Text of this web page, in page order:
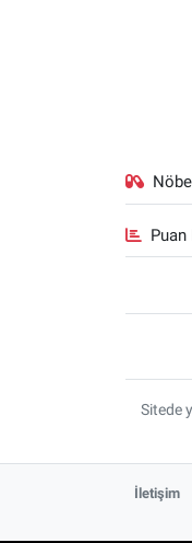
Sitede
İletişim